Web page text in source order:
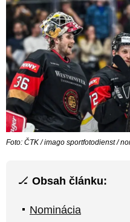
Foto: ČTK / imago sportfotodienst /
🏒 Obsah článku:
Nominácia